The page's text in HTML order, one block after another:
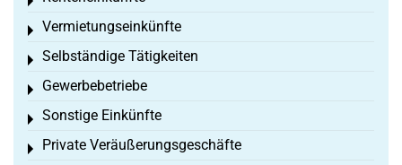
Vermietungseinkünfte
Toggle menu
Selbständige Tätigkeiten
Toggle menu
Gewerbebetriebe
Toggle menu
Sonstige Einkünfte
Toggle menu
Private Veräußerungsgeschäfte
Toggle menu